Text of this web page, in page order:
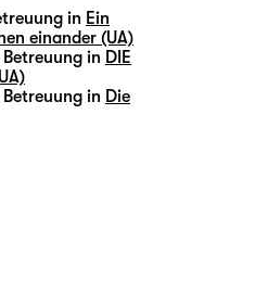
in Ein
einander (UA)
in DIE
in Die